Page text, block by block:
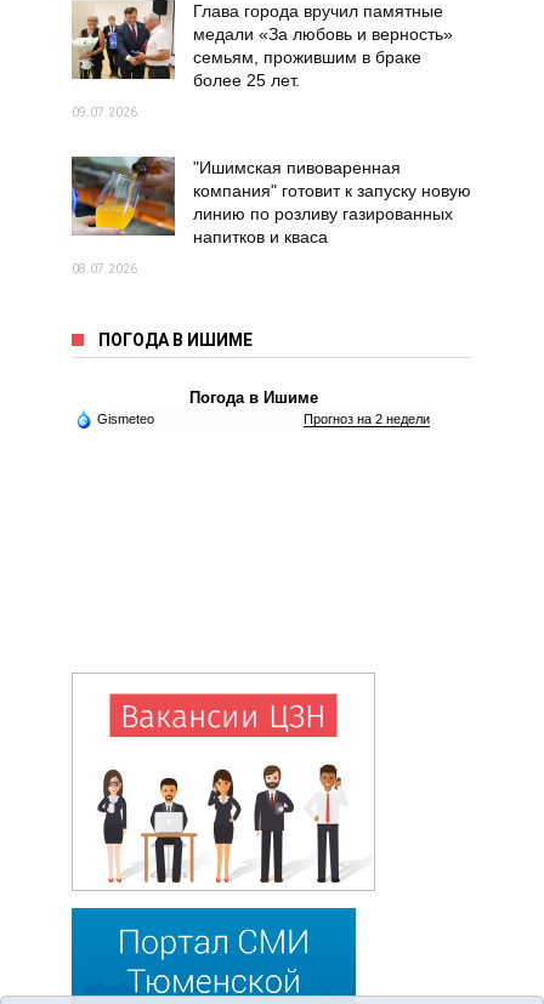
Глава города вручил памятные
медали «За любовь и верность»
семьям, прожившим в браке
более 25 лет.
09.07.2026
"Ишимская пивоваренная
компания" готовит к запуску новую
линию по розливу газированных
напитков и кваса
08.07.2026
ПОГОДА В ИШИМЕ
Погода в Ишиме
Gismeteo Прогноз на 2 недели